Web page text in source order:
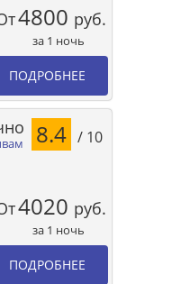
4800 руб.
за 1 ночь
ПОДРОБНЕЕ
8.4 / 10
4020 руб.
за 1 ночь
ПОДРОБНЕЕ